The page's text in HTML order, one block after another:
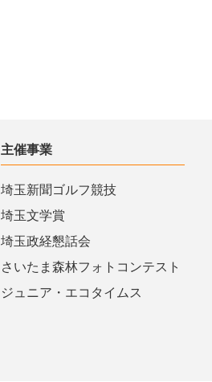
主催事業
埼玉新聞ゴルフ競技
埼玉文学賞
埼玉政経懇話会
さいたま森林フォトコンテスト
ジュニア・エコタイムス